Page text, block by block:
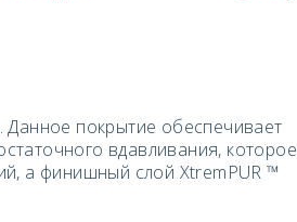
покрытие обеспечивает
вдавливания, которое
а финишный слой XtremPUR ™